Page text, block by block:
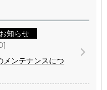
知らせ
メンテナンスにつ